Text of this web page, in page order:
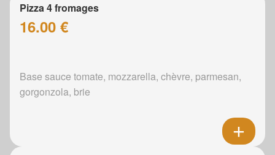
Pizza 4 fromages
16.00 €
Base sauce tomate, mozzarella, chèvre, parmesan,
gorgonzola, brie